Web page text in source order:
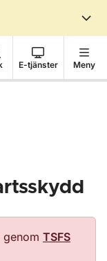
E-tjänster Meny
genom TSFS